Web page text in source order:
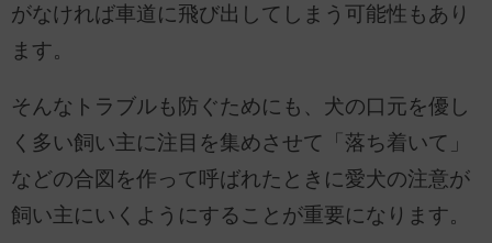
がなければ車道に飛び出してしまう可能性もあり
ます。
そんなトラブルも防ぐためにも、犬の口元を優し
く多い飼い主に注目を集めさせて「落ち着いて」
などの合図を作って呼ばれたときに愛犬の注意が
飼い主にいくようにすることが重要になります。